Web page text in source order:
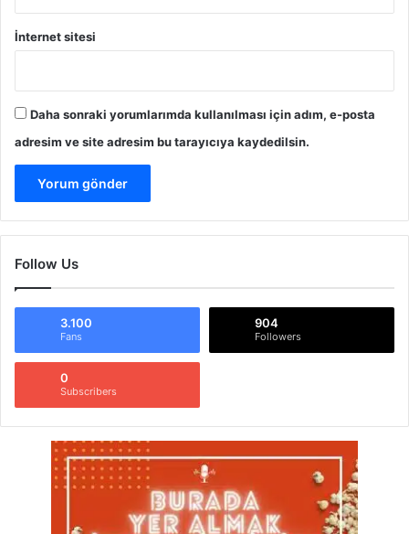
İnternet sitesi
Daha sonraki yorumlarımda kullanılması için adım, e-posta
adresim ve site adresim bu tarayıcıya kaydedilsin.
Follow Us
3.100
Fans
904
Followers
0
Subscribers